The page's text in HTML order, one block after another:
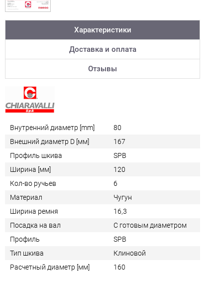
Характеристики
Доставка и оплата
Отзывы
Внутренний диаметр [mm]
80
Внешний диаметр D [мм]
167
Профиль шкива
SPB
Ширина [мм]
120
Кол-во ручьев
6
Материал
Чугун
Ширина ремня
16,3
Посадка на вал
С готовым диаметром
Профиль
SPB
Тип шкива
Клиновой
Расчетный диаметр [мм]
160